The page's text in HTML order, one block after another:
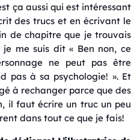
ça aussi qui est intéressant
des trucs et en écrivant le
de chapitre que je trouvais
me suis dit « Ben non, ce
ne peut pas être
pas à sa psychologie! ». Et
à rechanger parce que des
il faut écrire un truc un peu
dans tout ce que je fais!